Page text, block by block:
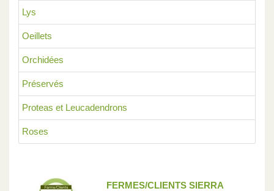
Lys
Oeillets
Orchidées
Préservés
Proteas et Leucadendrons
Roses
FERMES/CLIENTS SIERRA